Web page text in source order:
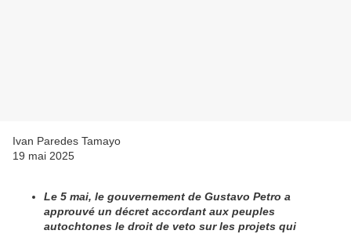
Ivan Paredes Tamayo
19 mai 2025
Le 5 mai, le gouvernement de Gustavo Petro a
approuvé un décret accordant aux peuples
autochtones le droit de veto sur les projets qui